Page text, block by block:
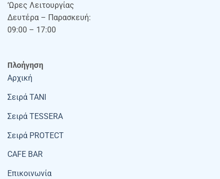
‘Ωρες Λειτουργίας
Δευτέρα – Παρασκευή:
09:00 – 17:00
Πλοήγηση
Αρχική
Σειρά TANI
Σειρά TESSERA
Σειρά PROTECT
CAFE BAR
Επικοινωνία